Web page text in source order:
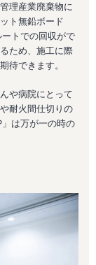
理産業廃棄物に
ト無鉛ボード
トでの回収がで
ため、施工に際
待できます。
や病院にとって
耐火間仕切りの
は万が一の時の